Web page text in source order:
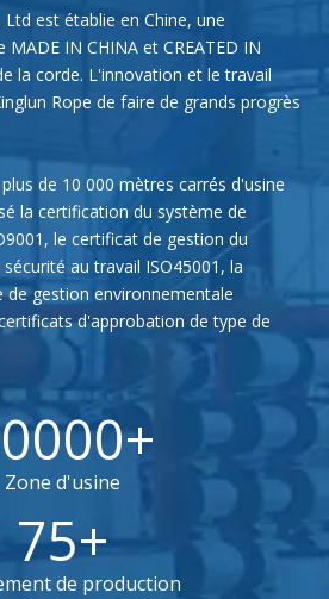
Ltd est établie en Chine, une
IN CHINA et CREATED IN
la corde. L'innovation et le travail
Rope de faire de grands progrès
de 10 000 mètres carrés d'usine
la certification du système de
le certificat de gestion du
au travail ISO45001, la
gestion environnementale
d'approbation de type de
Zone d'usine
75+
de production